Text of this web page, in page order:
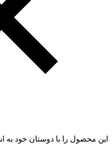
این محصول را با دوستان خود به